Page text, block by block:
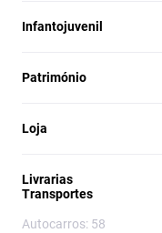
Infantojuvenil
Património
Loja
Livrarias
Transportes
Autocarros: 58